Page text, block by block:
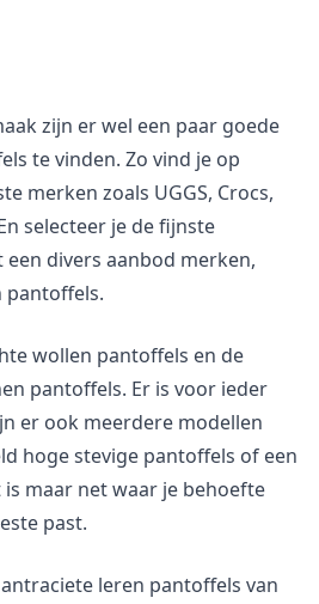
zijn er wel een paar goede
te vinden. Zo vind je op
merken zoals UGGS, Crocs,
selecteer je de fijnste
divers aanbod merken,
pantoffels.
wollen pantoffels en de
pantoffels. Er is voor ieder
er ook meerdere modellen
hoge stevige pantoffels of een
maar net waar je behoefte
past.
leren pantoffels van